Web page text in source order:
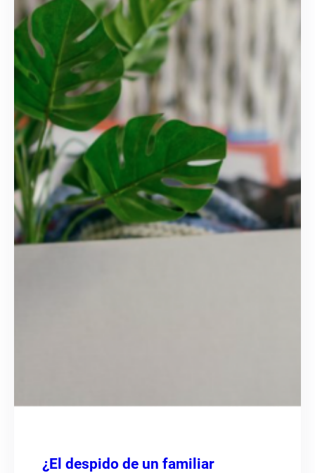
¿El despido de un familiar